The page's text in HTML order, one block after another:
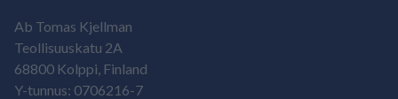
Ab Tomas Kjellman
Teollisuuskatu 2A
68800 Kolppi, Finland
Y-tunnus: 0706216-7